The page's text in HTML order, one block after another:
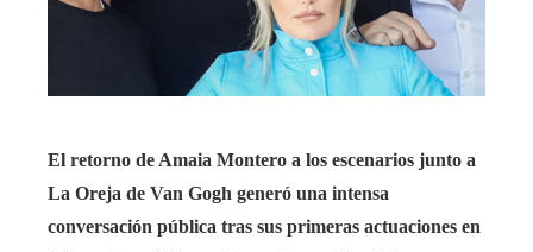
El retorno de Amaia Montero a los escenarios junto a
La Oreja de Van Gogh generó una intensa
conversación pública tras sus primeras actuaciones en